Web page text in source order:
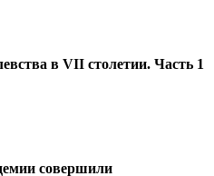
в VII столетии. Часть 1
совершили